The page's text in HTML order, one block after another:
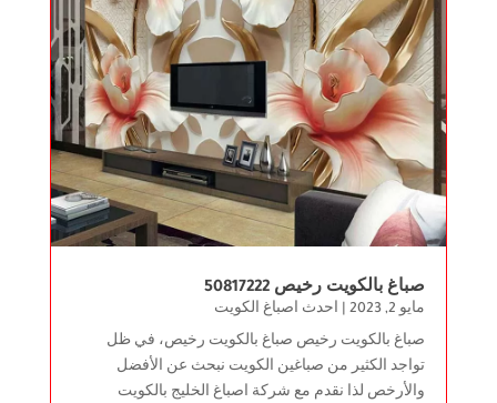
صباغ بالكويت رخيص 50817222
مايو 2, 2023 | احدث اصباغ الكويت
صباغ بالكويت رخيص صباغ بالكويت رخيص، في ظل
تواجد الكثير من صباغين الكويت نبحث عن الأفضل
والأرخص لذا نقدم مع شركة اصباغ الخليج بالكويت